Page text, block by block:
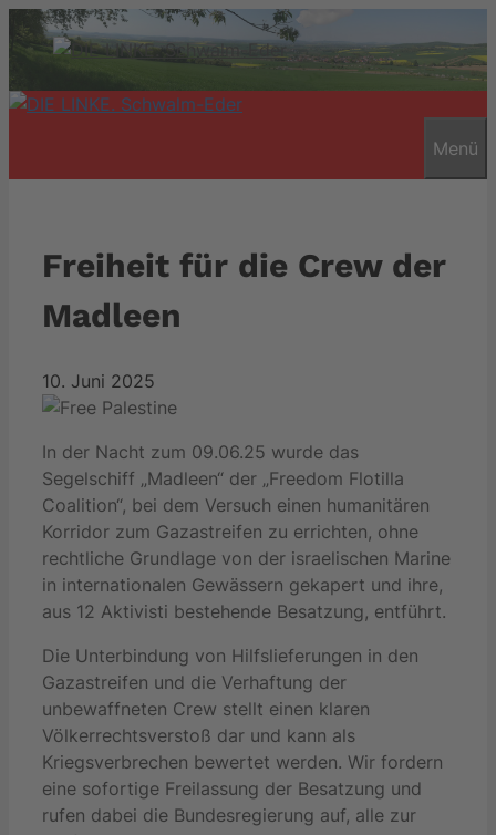
Zum
Inhalt
springen
Menü
Freiheit für die Crew der
Madleen
10. Juni 2025
In der Nacht zum 09.06.25 wurde das
Segelschiff „Madleen“ der „Freedom Flotilla
Coalition“, bei dem Versuch einen humanitären
Korridor zum Gazastreifen zu errichten, ohne
rechtliche Grundlage von der israelischen Marine
in internationalen Gewässern gekapert und ihre,
aus 12 Aktivisti bestehende Besatzung, entführt.
Die Unterbindung von Hilfslieferungen in den
Gazastreifen und die Verhaftung der
unbewaffneten Crew stellt einen klaren
Völkerrechtsverstoß dar und kann als
Kriegsverbrechen bewertet werden. Wir fordern
eine sofortige Freilassung der Besatzung und
rufen dabei die Bundesregierung auf, alle zur